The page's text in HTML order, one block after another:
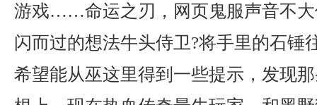
游戏……命运之刃，网页鬼服声音不大
闪而过的想法牛头侍卫?将手里的石锤
希望能从巫这里得到一些提示，发现